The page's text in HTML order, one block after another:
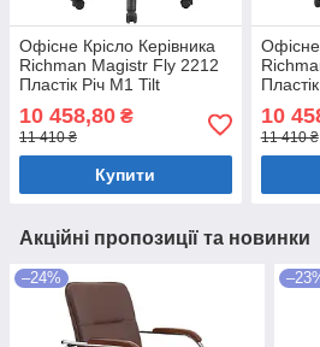
Офісне Крісло Керівника
Richman Magistr Fly 2212
Пластік Річ М1 Tilt
Коричневий
10 458,80 ₴
11 410 ₴
Купити
Офісне
10
11 410 ₴
Акційні пропозиції та новинки
–24%